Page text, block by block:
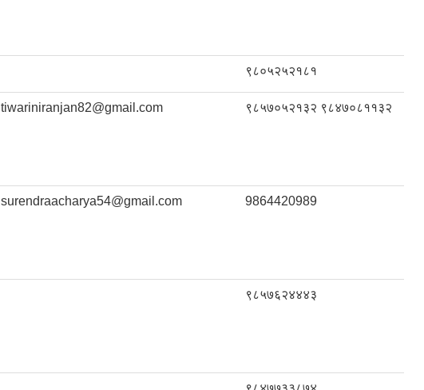
९८०५२५२१८१
tiwariniranjan82@gmail.com ९८५७०५२१३२ ९८४७०८११३२
surendraacharya54@gmail.com 9864420989
९८५७६२४४४३